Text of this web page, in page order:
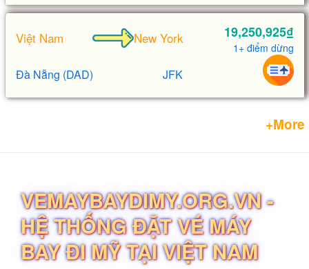
Việt Nam New York
Đà Nẵng (DAD) JFK
19,250,925₫
1+ điểm dừng
+More
VEMAYBAYDIMY.ORG.VN -
HỆ THỐNG ĐẶT VÉ MÁY
BAY ĐI MỸ TẠI VIỆT NAM